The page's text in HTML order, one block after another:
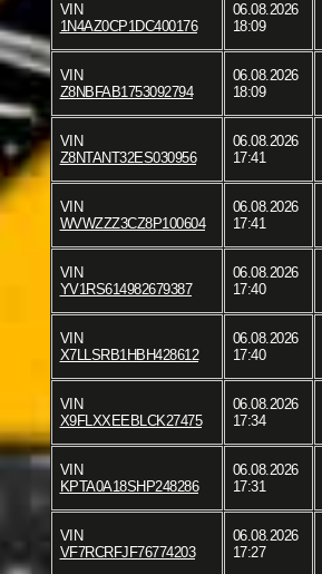
VIN
1N4AZ0CP1DC400176
06.08.2026
18:09
VIN
Z8NBFAB1753092794
06.08.2026
18:09
VIN
Z8NTANT32ES030956
06.08.2026
17:41
VIN
WVWZZZ3CZ8P100604
06.08.2026
17:41
VIN
YV1RS614982679387
06.08.2026
17:40
VIN
X7LLSRB1HBH428612
06.08.2026
17:40
VIN
X9FLXXEEBLCK27475
06.08.2026
17:34
VIN
KPTA0A18SHP248286
06.08.2026
17:31
VIN
VF7RCRFJF76774203
06.08.2026
17:27